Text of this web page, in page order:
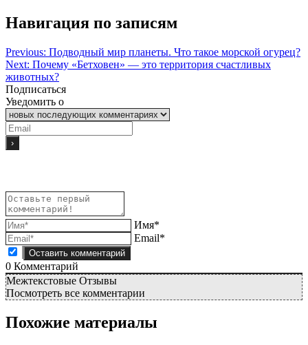
Навигация по записям
Previous: Подводный мир планеты. Что такое морской огурец?
Next: Почему «Бетховен» — это территория счастливых
животных?
Подписаться
Уведомить о
Имя*
Email*
0 Комментарий
Межтекстовые Отзывы
Посмотреть все комментарии
Похожие материалы